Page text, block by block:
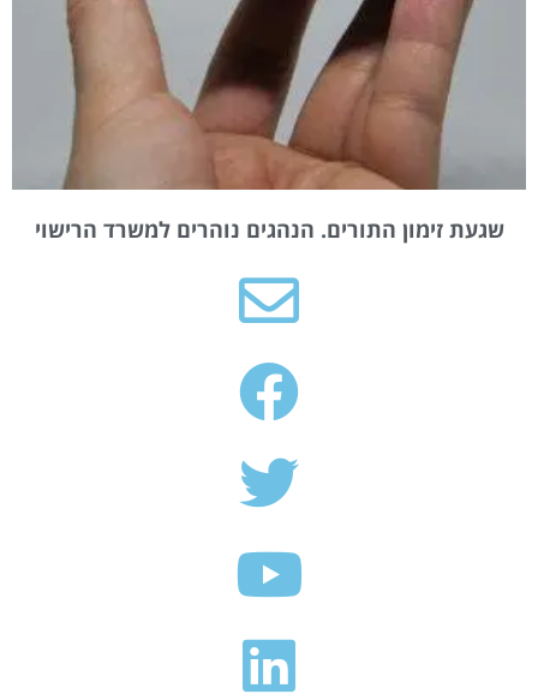
שגעת זימון התורים. הנהגים נוהרים למשרד הרישוי